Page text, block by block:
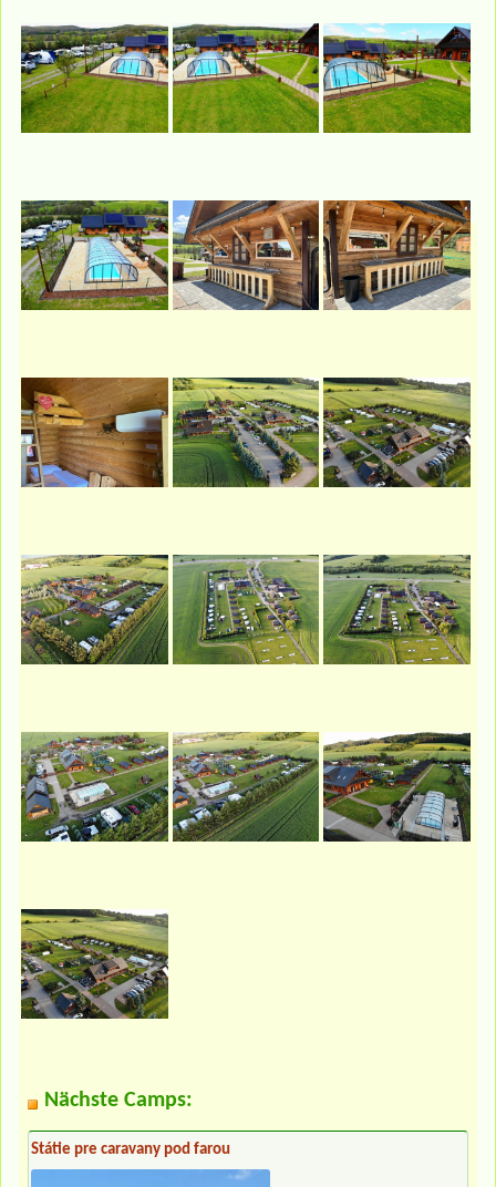
Nächste Camps:
Státie pre caravany pod farou